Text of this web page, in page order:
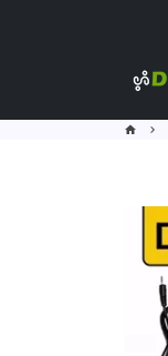
home keyboard_arrow_right